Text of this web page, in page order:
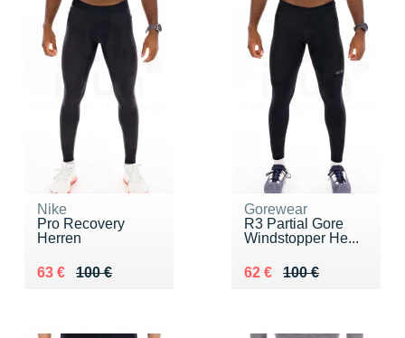
Nike
Pro Recovery
Herren
100 €
Au lieu de 100 €
63 €
Vendu 63 €
Gorewear
R3 Partial Gore
Windstopper He...
100 €
Au lieu de 100 €
62 €
Vendu 62 €